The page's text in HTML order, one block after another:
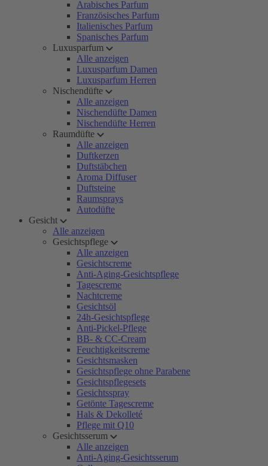
Arabisches Parfum
Französisches Parfum
Italienisches Parfum
Spanisches Parfum
Luxusparfum
Alle anzeigen
Luxusparfum Damen
Luxusparfum Herren
Nischendüfte
Alle anzeigen
Nischendüfte Damen
Nischendüfte Herren
Raumdüfte
Alle anzeigen
Duftkerzen
Duftstäbchen
Aroma Diffuser
Duftsteine
Raumsprays
Autodüfte
Gesicht
Alle anzeigen
Gesichtspflege
Alle anzeigen
Gesichtscreme
Anti-Aging-Gesichtspflege
Tagescreme
Nachtcreme
Gesichtsöl
24h-Gesichtspflege
Anti-Pickel-Pflege
BB- & CC-Cream
Feuchtigkeitscreme
Gesichtsmasken
Gesichtspflege ohne Parabene
Gesichtspflegesets
Gesichtsspray
Getönte Tagescreme
Hals & Dekolleté
Pflege mit Q10
Gesichtsserum
Alle anzeigen
Anti-Aging-Gesichtsserum